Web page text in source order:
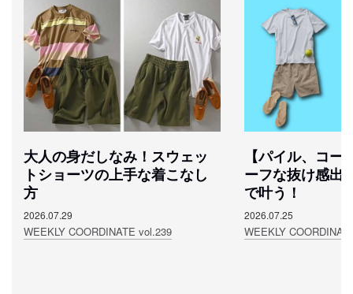
大人の身だしなみ！スウェッ
トショーツの上手な着こなし
方
2026.07.29
WEEKLY COORDINATE vol.239
【パイル、コー
ーフな抜け感出
で叶う！
2026.07.25
WEEKLY